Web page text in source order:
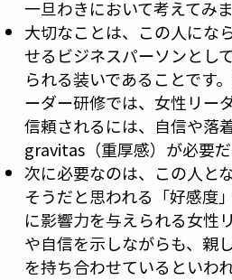
一旦わきにおいて考えてみま
大切なことは、この人にな
せるビジネスパーソンとし
られる装いであることです
ーダー研修では、女性リー
信頼されるには、自信や落
gravitas（重厚感）が必要だ
次に必要なのは、この人と
そうだと思われる「好感度
に影響力を与えられる女性
や自信を示しながらも、親
を持ち合わせているといわれ